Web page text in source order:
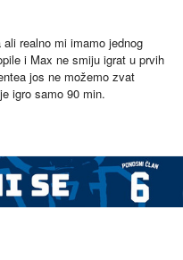
realno mi imamo jednog
i Max ne smiju igrat u prvih
jos ne možemo zvat
igro samo 90 min.